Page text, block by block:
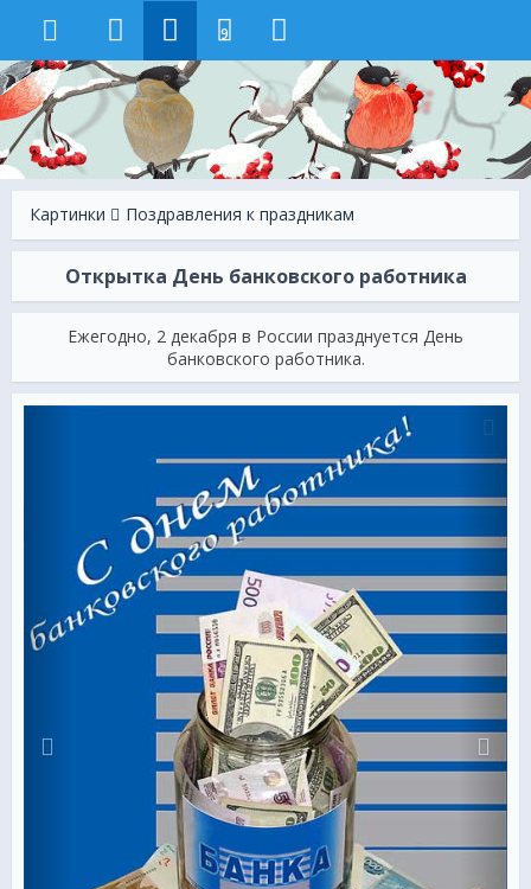
9
Картинки Поздравления к праздникам
Открытка День банковского работника
Ежегодно, 2 декабря в России празднуется День
банковского работника.